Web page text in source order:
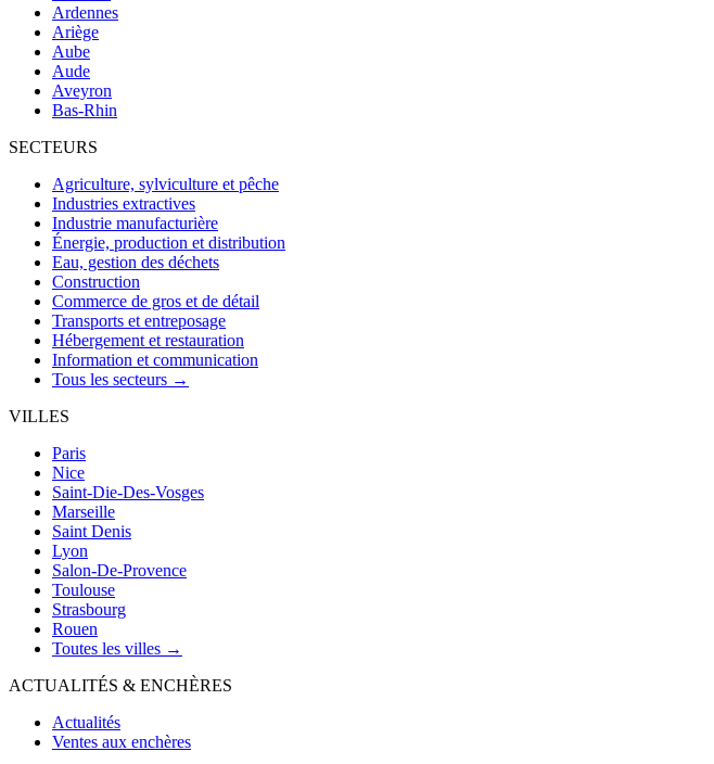
Ardennes
Ariège
Aube
Aude
Aveyron
Bas-Rhin
SECTEURS
Agriculture, sylviculture et pêche
Industries extractives
Industrie manufacturière
Énergie, production et distribution
Eau, gestion des déchets
Construction
Commerce de gros et de détail
Transports et entreposage
Hébergement et restauration
Information et communication
Tous les secteurs →
VILLES
Paris
Nice
Saint-Die-Des-Vosges
Marseille
Saint Denis
Lyon
Salon-De-Provence
Toulouse
Strasbourg
Rouen
Toutes les villes →
ACTUALITÉS & ENCHÈRES
Actualités
Ventes aux enchères